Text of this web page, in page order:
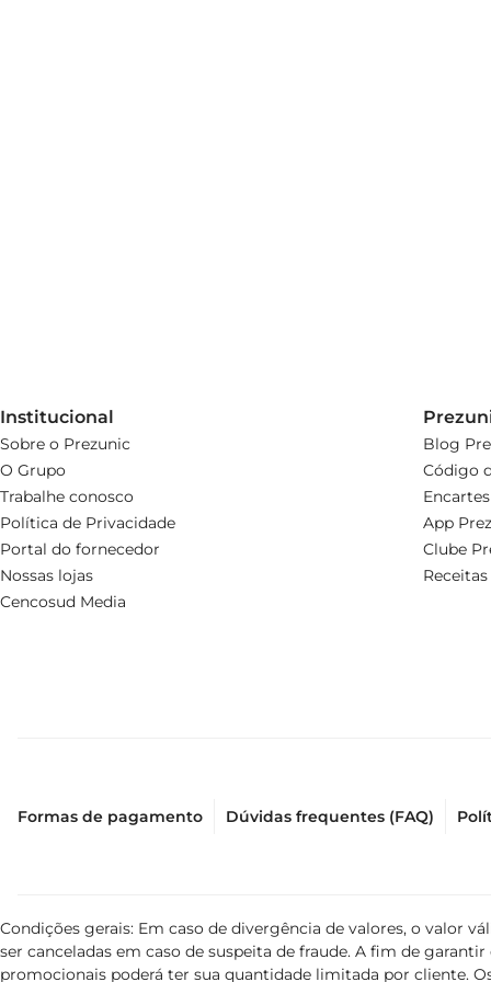
Institucional
Sobre o Prezunic
O Grupo
Trabalhe conosco
Política de Privacidade
Portal do fornecedor
Nossas lojas
Cencosud Media
Blog
Código
Encartes
App
Clube
Receitas
Formas de pagamento Dúvidas frequentes (FAQ)
Condições gerais: Em caso de divergência de valores, o valor
ser canceladas em caso de suspeita de fraude. A fim de
promocionais poderá ter sua quantidade limitada por cliente.